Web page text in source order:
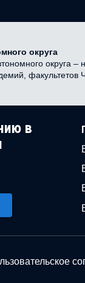
округа
округа
в